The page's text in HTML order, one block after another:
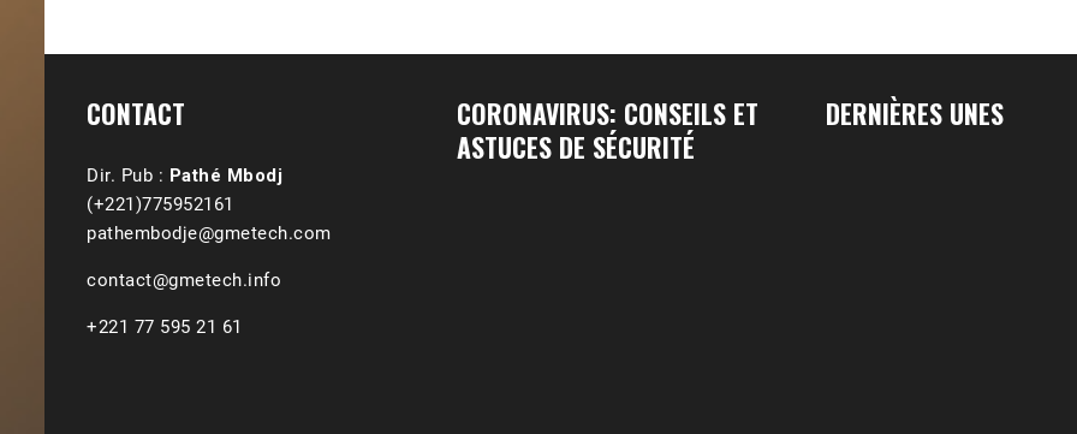
CONTACT
Dir. Pub : Pathé Mbodj
(+221)775952161
pathembodje@gmetech.com
contact@gmetech.info
+221 77 595 21 61
CORONAVIRUS: CONSEILS ET
ASTUCES DE SÉCURITÉ
DERNIÈRES UNES